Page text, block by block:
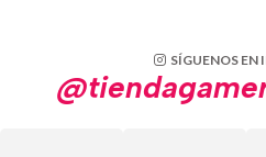
SÍGUENOS EN